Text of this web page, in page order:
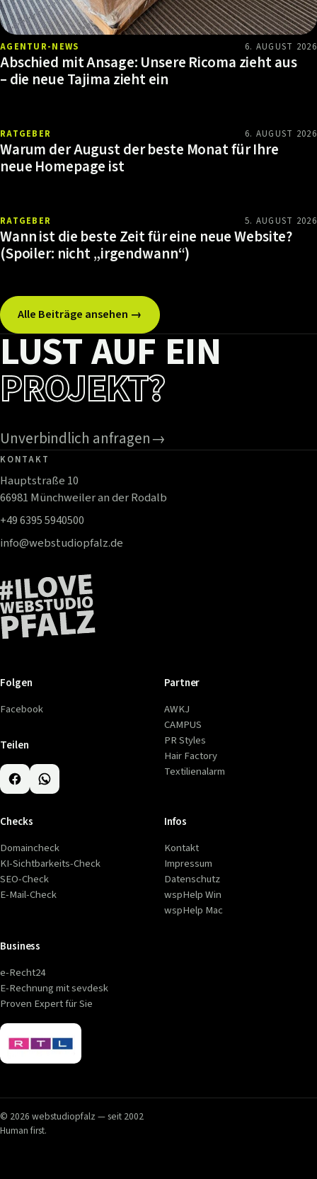
AGENTUR-NEWS 6. AUGUST 2026
Abschied mit Ansage: Unsere Ricoma zieht aus
– die neue Tajima zieht ein
RATGEBER 6. AUGUST 2026
Warum der August der beste Monat für Ihre
neue Homepage ist
RATGEBER 5. AUGUST 2026
Wann ist die beste Zeit für eine neue Website?
(Spoiler: nicht „irgendwann“)
Alle Beiträge ansehen →
LUST AUF EIN
PROJEKT?
Unverbindlich anfragen→
KONTAKT
Hauptstraße 10
66981 Münchweiler an der Rodalb
+49 6395 5940500
info@webstudiopfalz.de
Folgen
Facebook
Teilen
Partner
AWKJ
CAMPUS
PR Styles
Hair Factory
Textilienalarm
Checks
Domaincheck
KI-Sichtbarkeits-Check
SEO-Check
E-Mail-Check
Infos
Kontakt
Impressum
Datenschutz
wspHelp Win
wspHelp Mac
Business
e-Recht24
E-Rechnung mit sevdesk
Proven Expert für Sie
© 2026 webstudiopfalz — seit 2002
Human first.